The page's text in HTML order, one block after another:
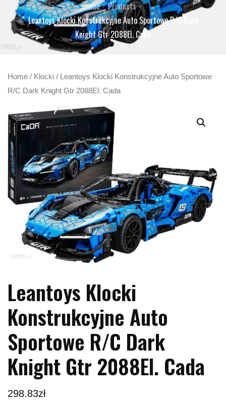
Home
Products
Leantoys Klocki Konstrukcyjne Auto Sportowe R/C Dark
Knight Gtr 2088El. Cada
Home / Klocki / Leantoys Klocki Konstrukcyjne Auto Sportowe
R/C Dark Knight Gtr 2088El. Cada
Leantoys Klocki
Konstrukcyjne Auto
Sportowe R/C Dark
Knight Gtr 2088El. Cada
298.83zł